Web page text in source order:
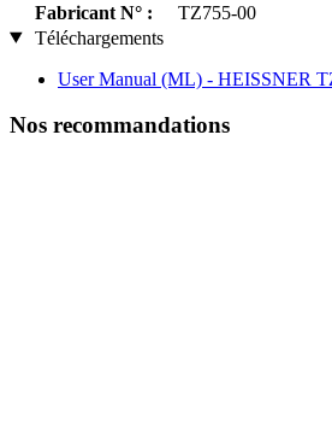
Fabricant N° :
TZ755-00
Téléchargements
User Manual (ML) - HEISSNER
Nos recommandations